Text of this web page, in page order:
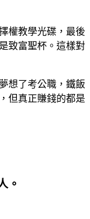
權教學光碟，最後
致富聖杯。這樣對
想了考公職，鐵飯
但真正賺錢的都是
。